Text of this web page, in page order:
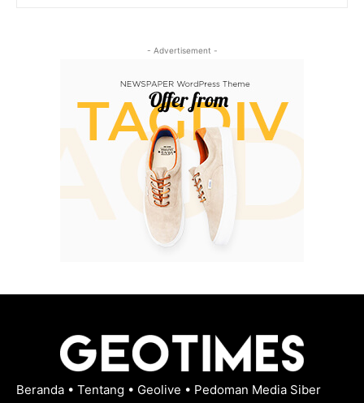
- Advertisement -
Beranda • Tentang • Geolive • Pedoman Media Siber